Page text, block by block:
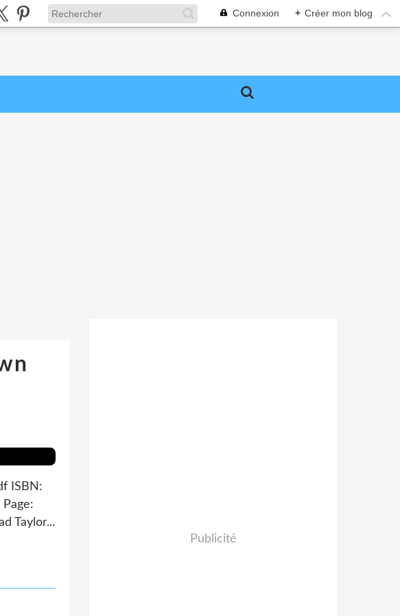
Connexion + Créer mon blog
ISBN:
Taylor...
Publicité